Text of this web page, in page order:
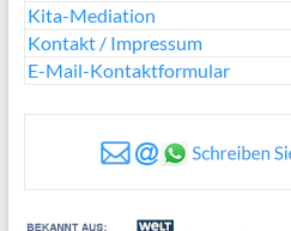
Kita-Mediation
Kontakt / Impressum
E-Mail-Kontaktformular